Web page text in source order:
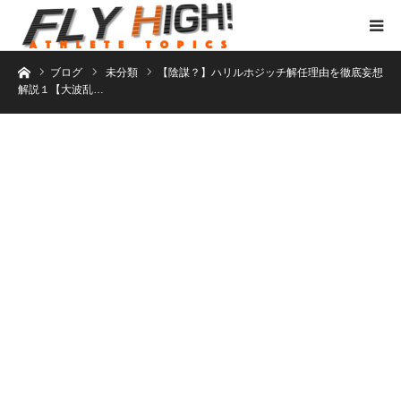
ホームブログ 未分類
【陰謀？】ハリルホジッチ解任理由を徹底妄想
解説１【大波乱…